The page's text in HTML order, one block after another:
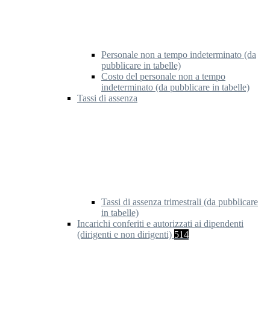
Personale non a tempo indeterminato (da
pubblicare in tabelle)
Costo del personale non a tempo
indeterminato (da pubblicare in tabelle)
Tassi di assenza
Tassi di assenza trimestrali (da pubblicare
in tabelle)
Incarichi conferiti e autorizzati ai dipendenti
(dirigenti e non dirigenti) 514